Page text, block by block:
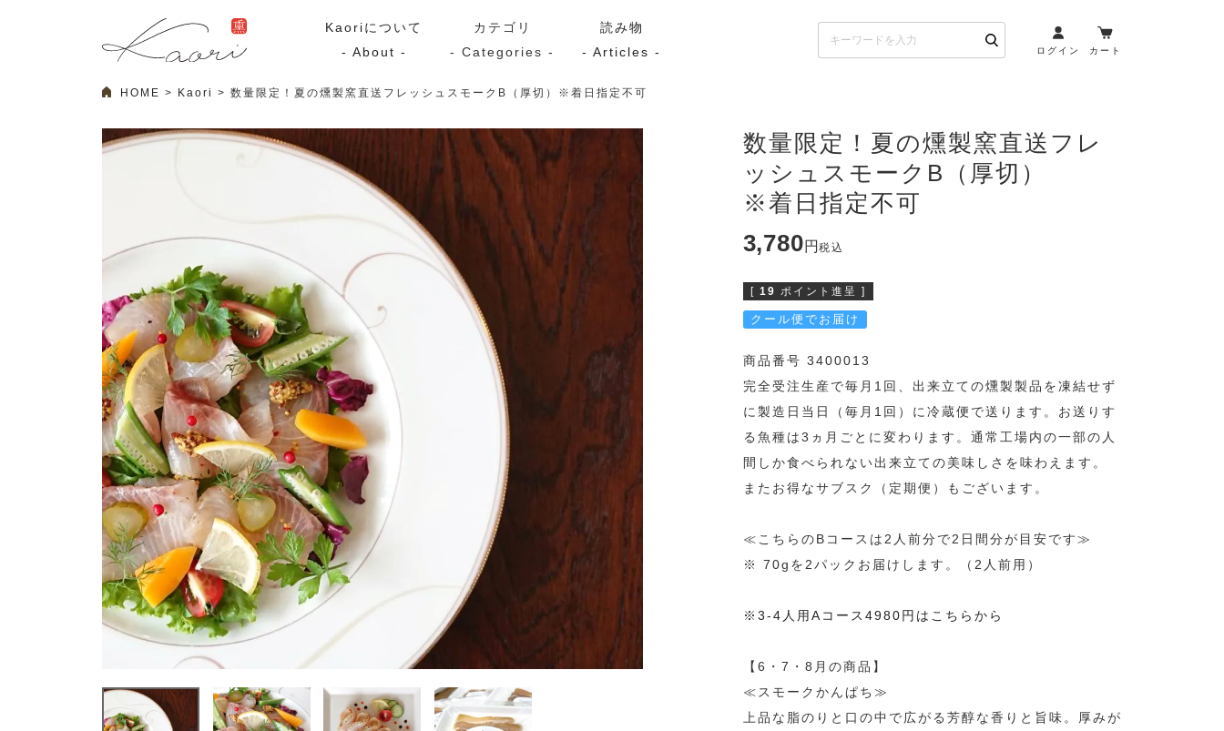
Kaoriについて
- About -
カテゴリ
- Categories -
ラッピング
スモークサーモン
その他
スモーク
漬け魚
Kaori
Kaoriセレクト
日本酒・焼酎
特集・期間限定セール 送料無料 サブスク（定期コース・頒布会）
読み物
- Articles -
ログイン カート
HOME Kaori 数量限定！夏の燻製窯直送フレッシュスモークB（厚切）※着日指定不可
数量限定！夏の燻製窯直送フレ
ッシュスモークB（厚切）
※着日指定不可
3,780
税込
[ 19 ポイント進呈 ]
クール便でお届け
商品番号 3400013
完全受注生産で毎月1回、出来立ての燻製製品を凍結せず
に製造日当日（毎月1回）に冷蔵便で送ります。お送りす
る魚種は3ヵ月ごとに変わります。通常工場内の一部の人
間しか食べられない出来立ての美味しさを味わえます。
またお得なサブスク（定期便）もございます。
≪こちらのBコースは2人前分で2日間分が目安です≫
※ 70gを2パックお届けします。（2人前用）
※3-4人用Aコース4980円はこちらから
【6・7・8月の商品】
≪スモークかんぱち≫
上品な脂のりと口の中で広がる芳醇な香りと旨味。厚みが